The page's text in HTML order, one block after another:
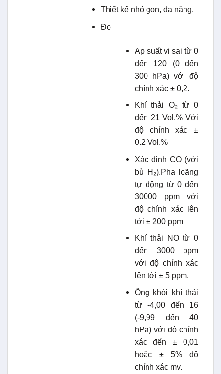
Thiết kế nhỏ gọn, đa năng.
Đo
Áp suất vi sai từ 0
đến 120 (0 đến
300 hPa) với độ
chính xác ± 0,2.
Khí thải O₂ từ 0
đến 21 Vol.% Với
độ chính xác ±
0.2 Vol.%
Xác định CO (với
bù H₂).Pha loãng
tự động từ 0 đến
30000 ppm với
độ chính xác lên
tới ± 200 ppm.
Khí thải NO từ 0
đến 3000 ppm
với độ chính xác
lên tới ± 5 ppm.
Ống khói khí thải
từ -4,00 đến 16
(-9,99 đến 40
hPa) với độ chính
xác đến ± 0,01
hoặc ± 5% độ
chính xác mv.